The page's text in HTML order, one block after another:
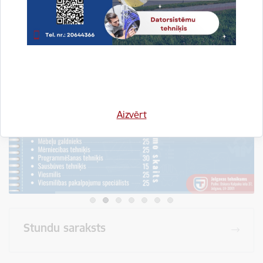
Aizvērt
Visi jaunumi
Stundu saraksts